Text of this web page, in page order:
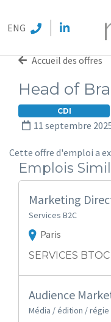
ENG
Accueil des offres
Head of
CDI
11 septembre
Cette offre d'emploi a
Emplois
Marketing
Services B2C
Paris
SERVICES BTOC
Audience
Média / édition / régie